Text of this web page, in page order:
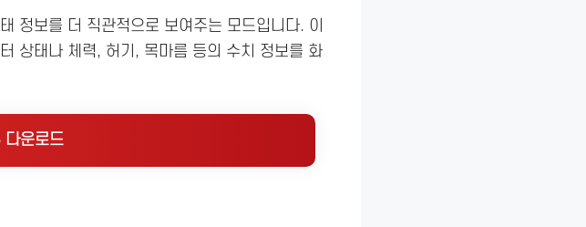
정보를 더 직관적으로 보여주는 모드입니다. 이
상태나 체력, 허기, 목마름 등의 수치 정보를 화
다운로드